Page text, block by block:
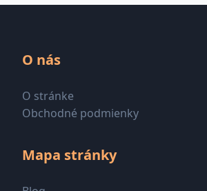
O nás
O stránke
Obchodné podmienky
Mapa stránky